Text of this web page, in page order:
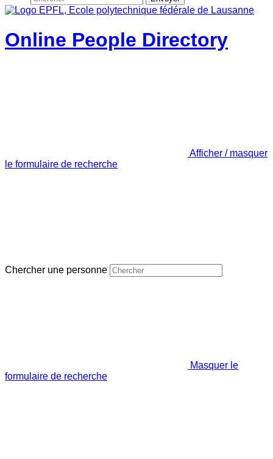
Online People Directory
Afficher / masquer
le formulaire de recherche
Chercher une personne
Masquer le
formulaire de recherche